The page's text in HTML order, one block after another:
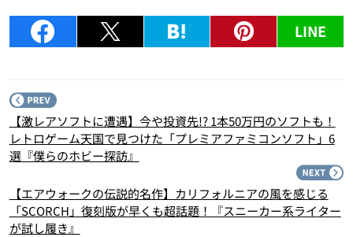
LINE
【激レアソフトに遭遇】今や投資先!? 1本50万円のソフトも！
レトロゲーム天国で見つけた「プレミアファミコンソフト」6
選『僕らのホビー探訪』
【エアウォークの伝説的名作】カリフォルニアの風を感じる
「SCORCH」復刻版が早くも超話題！『スニーカー系ライター
が試し履き』